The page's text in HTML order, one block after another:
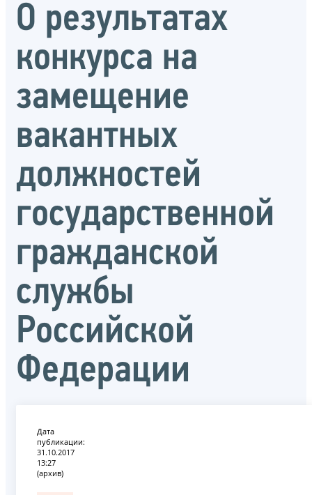
О результатах
конкурса на
замещение
вакантных
должностей
государственной
гражданской
службы
Российской
Федерации
Дата
публикации:
31.10.2017
13:27
(архив)